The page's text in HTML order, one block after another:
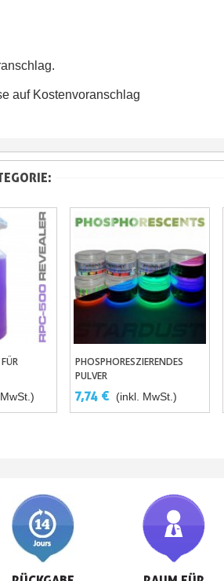
auf Kostenvoranschlag
In Den Warenkorb
PHOSPHORESZIERENDES
PULVER
7,74 € (inkl. MwSt.)